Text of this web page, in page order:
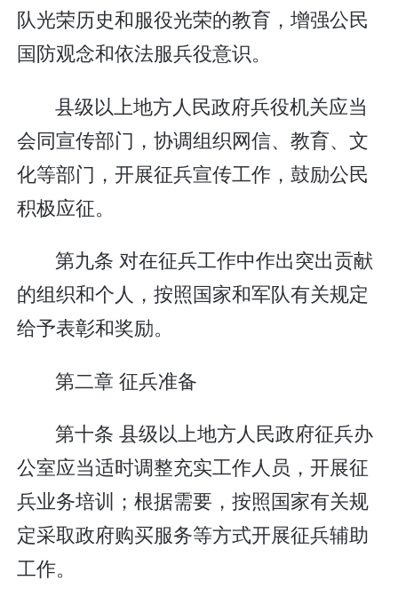
队光荣历史和服役光荣的教育，增强公民
国防观念和依法服兵役意识。
县级以上地方人民政府兵役机关应当
会同宣传部门，协调组织网信、教育、文
化等部门，开展征兵宣传工作，鼓励公民
积极应征。
第九条 对在征兵工作中作出突出贡献
的组织和个人，按照国家和军队有关规定
给予表彰和奖励。
第二章 征兵准备
第十条 县级以上地方人民政府征兵办
公室应当适时调整充实工作人员，开展征
兵业务培训；根据需要，按照国家有关规
定采取政府购买服务等方式开展征兵辅助
工作。